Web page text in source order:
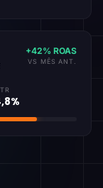
+42% ROAS
VS MÊS ANT.